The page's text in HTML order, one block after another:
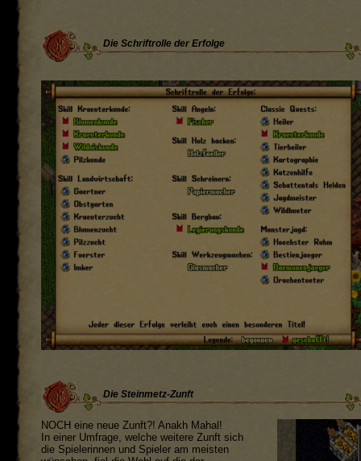
Die Schriftrolle der Erfolge
Die Steinmetz-Zunft
NOCH eine neue Zunft?! Anakh Mahal!
In einer Umfrage, welche weitere Zunft sich
die Spielerinnen und Spieler am meisten